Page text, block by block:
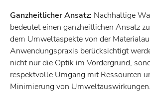
Ganzheitlicher Ansatz: Nachhaltige
bedeutet einen ganzheitlichen Ansatz
dem Umweltaspekte von der
Anwendungspraxis berücksichtigt
nicht nur die Optik im Vordergrund,
respektvolle Umgang mit Ressourcen
Minimierung von Umweltauswirkungen.